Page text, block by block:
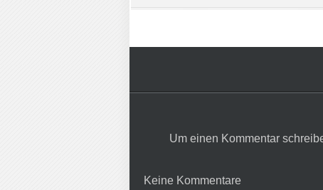
Um einen Kommentar
Keine Kommentare